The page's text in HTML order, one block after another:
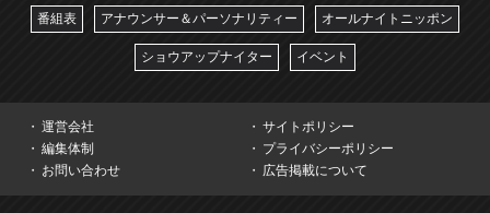
番組表 アナウンサー＆パーソナリティー オールナイトニッポン
ショウアップナイター イベント
運営会社
サイトポリシー
編集体制
プライバシーポリシー
お問い合わせ
広告掲載について